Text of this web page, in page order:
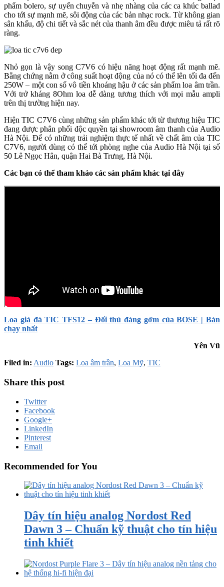
phẩm bolero, sự uyển chuyễn và nhẹ nhàng của các ca khúc ballad
cho tới sự mạnh mẽ, sôi động của các bản nhạc rock. Từ không gian
sân khấu, độ chi tiết và sắc nét của thanh âm đều được miêu tả rất rõ
ràng.
Nhỏ gọn là vậy song C7V6 có hiệu năng hoạt động rất mạnh mẽ.
Bằng chứng nằm ở công suất hoạt động của nó có thể lên tối đa đến
250W – một con số vô tiền khoáng hậu ở các sản phẩm loa âm trần.
Với trở kháng 8Ohm loa dễ dàng tương thích với mọi mẫu ampli
trên thị trường hiện nay.
Hiện TIC C7V6 cùng những sản phẩm khác tới từ thương hiệu TIC
đang được phân phối độc quyền tại showroom âm thanh của Audio
Hà Nội. Để có những trải nghiệm thực tế nhất về chất âm của TIC
C7V6, người dùng có thể tới phòng nghe của Audio Hà Nội tại số
50 Lê Ngọc Hân, quận Hai Bà Trưng, Hà Nội.
Các bạn có thể tham khảo các sản phẩm khác tại đây
Loa giả đá TIC TFS12 – Đối thủ đáng gờm của BOSE | Bán
chạy nhất
Yên Vũ
Filed in: Audio Tags: Loa âm trần, Loa Mỹ, TIC
Share this post
Twitter
Facebook
Google+
LinkedIn
Pinterest
Email
Recommended for You
Dây tín hiệu analog Nordost Red
Dawn 3 – Chuẩn kỹ thuật cho tín hiệu
tinh khiết